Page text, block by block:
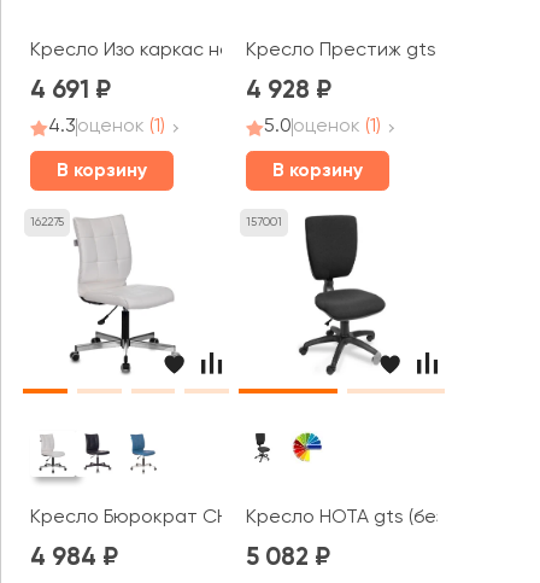
Кресло Изо каркас на крестовине
4 691
4.3оценок (1)
В корзину
Кресло Престиж gts (без
4 928
5.0оценок (1)
В корзину
162275
Кресло Бюрократ CH-330M
4 984
157001
Кресло НОТА gts (без
5 082